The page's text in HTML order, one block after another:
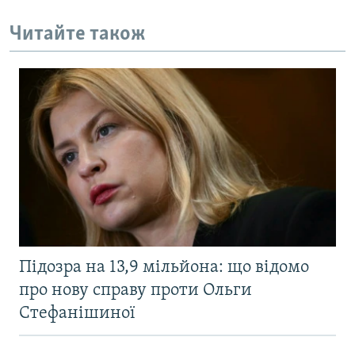
Читайте також
Підозра на 13,9 мільйона: що відомо
про нову справу проти Ольги
Стефанішиної